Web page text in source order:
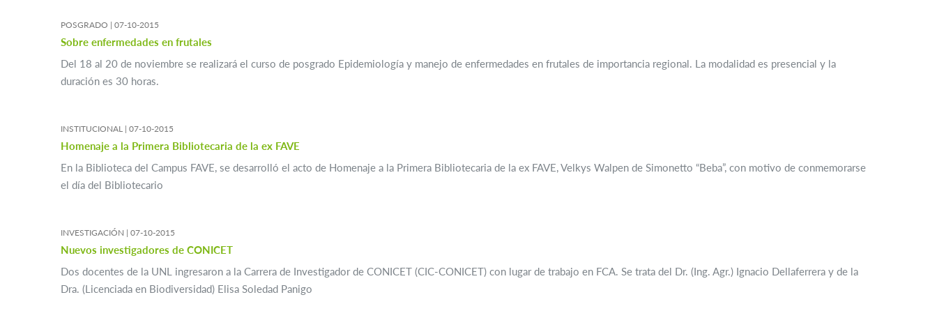
POSGRADO | 07-10-2015
Sobre enfermedades en frutales
Del 18 al 20 de noviembre se realizará el curso de posgrado Epidemiología y manejo de enfermedades en frutales de importancia regional. La modalidad es presencial y la
duración es 30 horas.
INSTITUCIONAL | 07-10-2015
Homenaje a la Primera Bibliotecaria de la ex FAVE
En la Biblioteca del Campus FAVE, se desarrolló el acto de Homenaje a la Primera Bibliotecaria de la ex FAVE, Velkys Walpen de Simonetto “Beba”, con motivo de conmemorarse
el día del Bibliotecario
INVESTIGACIÓN | 07-10-2015
Nuevos investigadores de CONICET
Dos docentes de la UNL ingresaron a la Carrera de Investigador de CONICET (CIC-CONICET) con lugar de trabajo en FCA. Se trata del Dr. (Ing. Agr.) Ignacio Dellaferrera y de la
Dra. (Licenciada en Biodiversidad) Elisa Soledad Panigo